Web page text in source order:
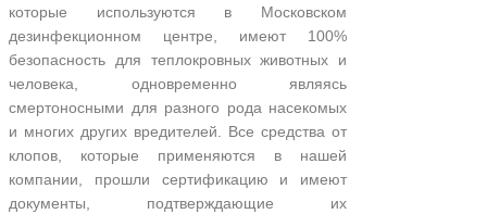
которые используются в Московском
дезинфекционном центре, имеют 100%
безопасность для теплокровных животных и
человека, одновременно являясь
смертоносными для разного рода насекомых
и многих других вредителей. Все средства от
клопов, которые применяются в нашей
компании, прошли сертификацию и имеют
документы, подтверждающие их